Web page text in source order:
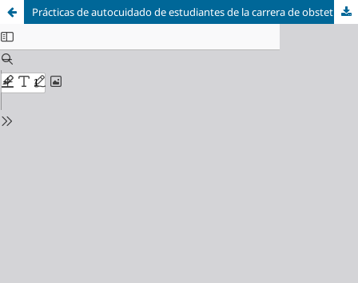
Prácticas de autocuidado de estudiantes de la carrera de obstetricia de la Universidad Nacional de Asunción. 2017